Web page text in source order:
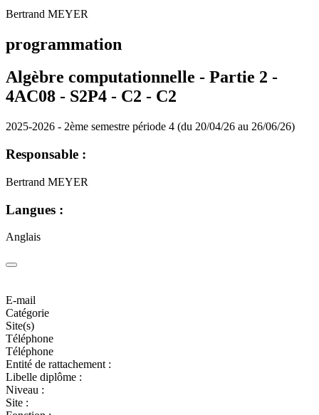
Bertrand MEYER
programmation
Algèbre computationnelle - Partie 2 -
4AC08 - S2P4 - C2 - C2
2025-2026 - 2ème semestre période 4 (du 20/04/26 au 26/06/26)
Responsable :
Bertrand MEYER
Langues :
Anglais
E-mail
Catégorie
Site(s)
Téléphone
Téléphone
Entité de rattachement :
Libelle diplôme :
Niveau :
Site :